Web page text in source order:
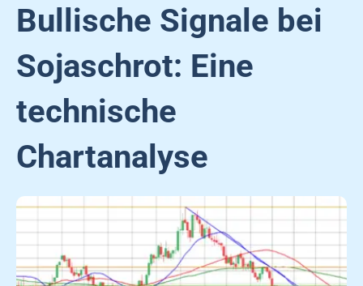
Bullische Signale bei
Sojaschrot: Eine
technische
Chartanalyse